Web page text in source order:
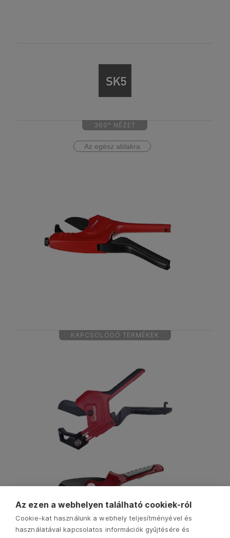
360° NÉZET
Az egész ablakra
KAPCSOLÓDÓ TERMÉKEK
Az ezen a webhelyen található cookiek-ról
Cookie-kat használunk a webhely teljesítményével és
használatával kapcsolatos információk gyűjtésére és